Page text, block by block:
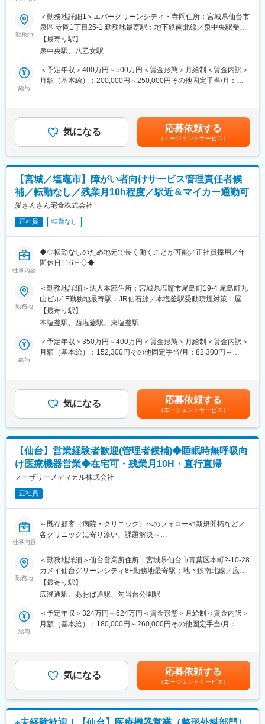
スで皆さんの日常生活を支えています。
＜主な事業内容＞
・臨床検査事業
・食の安全サポート（食品分析の受託サービス、施設管理）
・ドーピング検査（WADAから国内唯一認定を受けている機
関） など
『お客様のニーズを迅速かつ的確に捉え、精度の高い検査技術を
もって、みなさまに喜ばれ信頼される健診をお届けする』が我々
のモットーです。
【健康日本２１】の基本方針をふまえ、みなさまの健康づくりや
さま一人一人に目を向けた細やかなサービスをご提供いたしま
す。
変更の範囲：会社の定める業務
ち着いて働く～◆◇
■仕事の内容：
◇当社が経営する高級老人ホーム「エバーグリンシティ」のレス
トランにて調理師として勤務頂きます。
富裕層向けの高級老人ホームで、まるで高級レストランのような
環境でご活躍いただける方をお待ちしています。
ような食事体験を提供します。
給食・病院食については、栄養士が1週間ごとのメニュー作成を行
■組織体制：
調理スタッフは現在40歳前後の方が主力となっており、
若手からベテランまで幅広い年齢層の方が活躍しています。
中途入社でご入社された方も複数名在籍しています。
■ここがおすすめ：
★松田病院を母体とする安定経営基盤の企業でのお仕事ですの
で、働く環境がそろっておリます。
調理師の方が改善したい休日数は確保することができます。サ
★富裕層向けの老人ホームなので、ホテルのようなきれいな職場
で働くことができます。
★当社は、お客様の心のケアを行うことを大切にしており、お客
様が安心して尊厳のある人生を送ることができるよう、
県外からも多くのお客様にご利用 いただいております。
勤務地
＜勤務地詳細1＞エバーグリーンシティ・寺岡住所：宮城県仙台市
泉区 寺岡1丁目25-1 勤務地最寄駅：地下鉄南北線／泉中央駅受動
喫煙対策：屋内全面禁煙＜勤務地詳細2＞エバーグリーンシティ・
高森住所：宮城県仙台市泉区 高森2丁目1-47 勤務地最寄駅：地下
【最寄り駅】
泉中央駅、八乙女駅
給与
＜予定年収＞400万円～500万円＜賃金形態＞月給制＜賃金内訳＞
月額（基本給）：200,000円～250,000円その他固定手当/月：
でも目安の金額であり、選考を通じて上下する可能性がありま
す。月給(月額)は固定手当を含めた表記です。
気になる 応募依頼する
（エージェントサービス）
【宮城／塩竈市】障がい者向けサービス管理責任者候
補／転勤なし／残業月10h程度／駅近＆マイカー通勤可
愛さんさん宅食株式会社
正社員 転勤なし
仕事内容
◆◇転勤なしのため地元で長く働くことが可能／正社員採用／年
間休日116日◇◆
■業務概要：
障がいをお持ちの方々と共に、働きながら心の支援をするお仕事
です。約20名の障がいをお持ちの方の担当をしていただきます。
■業務内容詳細：
◇ありたい自分の姿と目標設定
◇振り返り面談や連携会議への参加
■新入社員へのフォローや研修体制：
先輩職員さんに毎日相談できます。
額会社負担で取得できます。
■当社について：
障害・難病をお持ちの方々の「生まれてきてよかった」を創り続
ける事を目的に、高齢者向け宅食事業、農業、自社商品づくり、
介護事業等を展開しています。
■当社の魅力／実績：
・宮城県「女性のチカラを活かす企業」認証
・経済産業省「地域未来牽引企業」選出
・介護労働安定センター「優良事業所」
・経済産業省「健康経営優良法人」
変更の範囲：無
勤務地
＜勤務地詳細＞法人本部住所：宮城県塩竈市尾島町19‐4 尾島町丸
山ビル1F勤務地最寄駅：JR仙石線／本塩釜駅受動喫煙対策：屋内
全面禁煙変更の範囲：無
【最寄り駅】
本塩釜駅、西塩釜駅、東塩釜駅
給与
＜予定年収＞350万円～400万円＜賃金形態＞月給制＜賃金内訳＞
月額（基本給）：152,300円その他固定手当/月：82,300円～
業手当＞有＜給与補足＞※給与は経験・スキル等を考慮の上決定し
ます。■昇給：有（1月あたり～20,000円）■賞与：年2回
（200,000円～300,000円）いずれも前年度実績■その他固定手当
内訳：処遇改善手当：30,000円～40,000円、役職手当：20,000
円、調整手当：32,200円～40,000円賃金はあくまでも目安の金額
であり、選考を通じて上下する可能性があります。月給(月額)は固
定手当を含めた表記です。
気になる 応募依頼する
（エージェントサービス）
【仙台】営業経験者歓迎(管理者候補)◆睡眠時無呼吸向
け医療機器営業◆在宅可・残業月10H・直行直帰
ノーザリーメディカル株式会社
正社員
仕事内容
～既存顧客（病院・クリニック）へのフォローや新規開拓など／
各クリニックに寄り添い、課題解決～
■業務内容
病院・クリニックを訪問し、当社の扱う睡眠時無呼吸症候群の治
療装置『CPAP』、睡眠検査機器の導入を提案します。充実した研
修体制が整っています。
＜具体的には＞
空気を鼻から気道に送り、睡眠中の無呼吸を防止する治療装置
・新規開拓（ご紹介・マーケティング部門のトスアップあり）な
9時：出社
勤務地
＜勤務地詳細＞仙台営業所住所：宮城県仙台市青葉区本町2-10-28
カメイ仙台グリーンシティ8F勤務地最寄駅：地下鉄南北線／広瀬
通駅受動喫煙対策：その他（喫煙室あり）変更の範囲：会社の定
める事業所
【最寄り駅】
広瀬通駅、あおば通駅、勾当台公園駅
給与
＜予定年収＞324万円～524万円＜賃金形態＞月給制＜賃金内訳＞
月額（基本給）：180,000円～260,000円その他固定手当/月：
業手当＞有＜給与補足＞※賃金は経験スキルを考慮の上、決定しま
す。その他固定手当＝地域手当（2万円/月）■賞与：年2回（6月・
12月）※業績連動■昇給：年2回（3月・9月）※業績連動賃金はあく
までも目安の金額であり、選考を通じて上下する可能性がありま
す。月給(月額)は固定手当を含めた表記です。
気になる 応募依頼する
（エージェントサービス）